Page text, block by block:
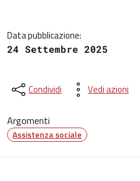
Data pubblicazione:
24 Settembre 2025
Condividi Vedi azioni
Argomenti
Assistenza sociale